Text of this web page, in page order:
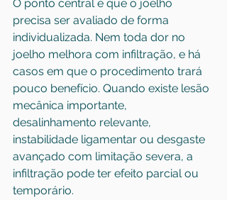
O ponto central é que o joelho
precisa ser avaliado de forma
individualizada. Nem toda dor no
joelho melhora com infiltração, e há
casos em que o procedimento trará
pouco benefício. Quando existe lesão
mecânica importante,
desalinhamento relevante,
instabilidade ligamentar ou desgaste
avançado com limitação severa, a
infiltração pode ter efeito parcial ou
temporário.